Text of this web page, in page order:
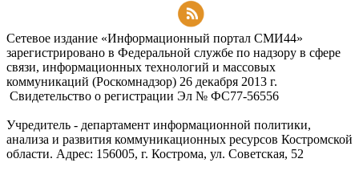
Сетевое издание «Информационный портал СМИ44»
зарегистрировано в Федеральной службе по надзору в сфере
связи, информационных технологий и массовых
коммуникаций (Роскомнадзор) 26 декабря 2013 г.
Свидетельство о регистрации Эл № ФC77-56556
Учредитель - департамент информационной политики,
анализа и развития коммуникационных ресурсов Костромской
области. Адрес: 156005, г. Кострома, ул. Советская, 52